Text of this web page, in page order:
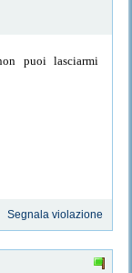
puoi lasciarmi
Segnala violazione